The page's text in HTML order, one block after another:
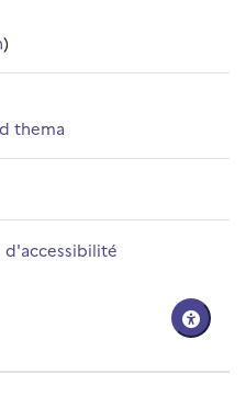
)
thema
d'accessibilité